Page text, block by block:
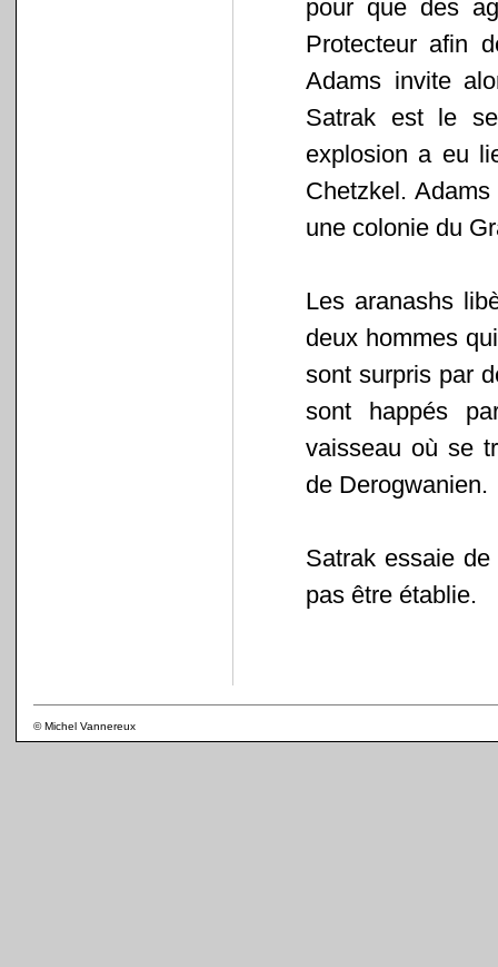
pour que des
Protecteur afin
Adams invite
Satrak est le
explosion a eu
Chetzkel.
une colonie du
Les aranashs
deux hommes
sont surpris par
sont happés
vaisseau où se
de Derogwanien.
Satrak essaie
pas être établie.
© Michel Vannereux